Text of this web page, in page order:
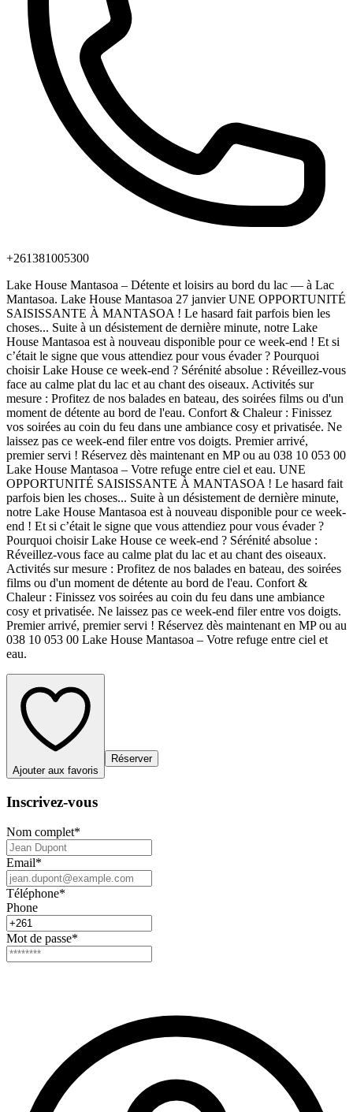
+261381005300
Lake House Mantasoa – Détente et loisirs au bord du lac — à Lac
Mantasoa. Lake House Mantasoa 27 janvier UNE OPPORTUNITÉ
SAISISSANTE À MANTASOA ! Le hasard fait parfois bien les
choses... Suite à un désistement de dernière minute, notre Lake
House Mantasoa est à nouveau disponible pour ce week-end ! Et si
c’était le signe que vous attendiez pour vous évader ? Pourquoi
choisir Lake House ce week-end ? Sérénité absolue : Réveillez-vous
face au calme plat du lac et au chant des oiseaux. Activités sur
mesure : Profitez de nos balades en bateau, des soirées films ou d'un
moment de détente au bord de l'eau. Confort & Chaleur : Finissez
vos soirées au coin du feu dans une ambiance cosy et privatisée. Ne
laissez pas ce week-end filer entre vos doigts. Premier arrivé,
premier servi ! Réservez dès maintenant en MP ou au 038 10 053 00
Lake House Mantasoa – Votre refuge entre ciel et eau. UNE
OPPORTUNITÉ SAISISSANTE À MANTASOA ! Le hasard fait
parfois bien les choses... Suite à un désistement de dernière minute,
notre Lake House Mantasoa est à nouveau disponible pour ce week-
end ! Et si c’était le signe que vous attendiez pour vous évader ?
Pourquoi choisir Lake House ce week-end ? Sérénité absolue :
Réveillez-vous face au calme plat du lac et au chant des oiseaux.
Activités sur mesure : Profitez de nos balades en bateau, des soirées
films ou d'un moment de détente au bord de l'eau. Confort &
Chaleur : Finissez vos soirées au coin du feu dans une ambiance
cosy et privatisée. Ne laissez pas ce week-end filer entre vos doigts.
Premier arrivé, premier servi ! Réservez dès maintenant en MP ou au
038 10 053 00 Lake House Mantasoa – Votre refuge entre ciel et
eau.
Ajouter aux favoris
Réserver
Inscrivez-vous
Nom complet*
Email*
Téléphone*
Phone
Mot de passe*